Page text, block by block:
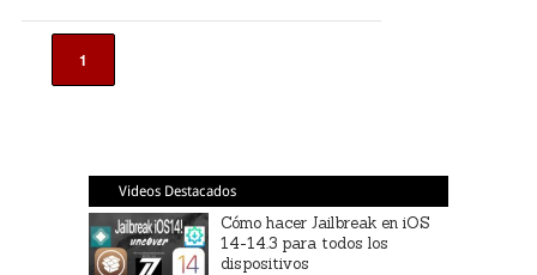
1
Videos Destacados
Cómo hacer Jailbreak en iOS
14-14.3 para todos los
dispositivos